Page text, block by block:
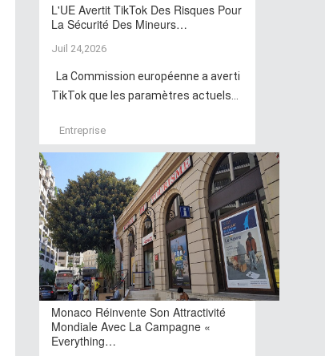
L'UE Avertit TikTok Des Risques Pour
La Sécurité Des Mineurs…
Juil 24,2026
La Commission européenne a averti
TikTok que les paramètres actuels...
Entreprise
Monaco Réinvente Son Attractivité
Mondiale Avec La Campagne «
Everything…